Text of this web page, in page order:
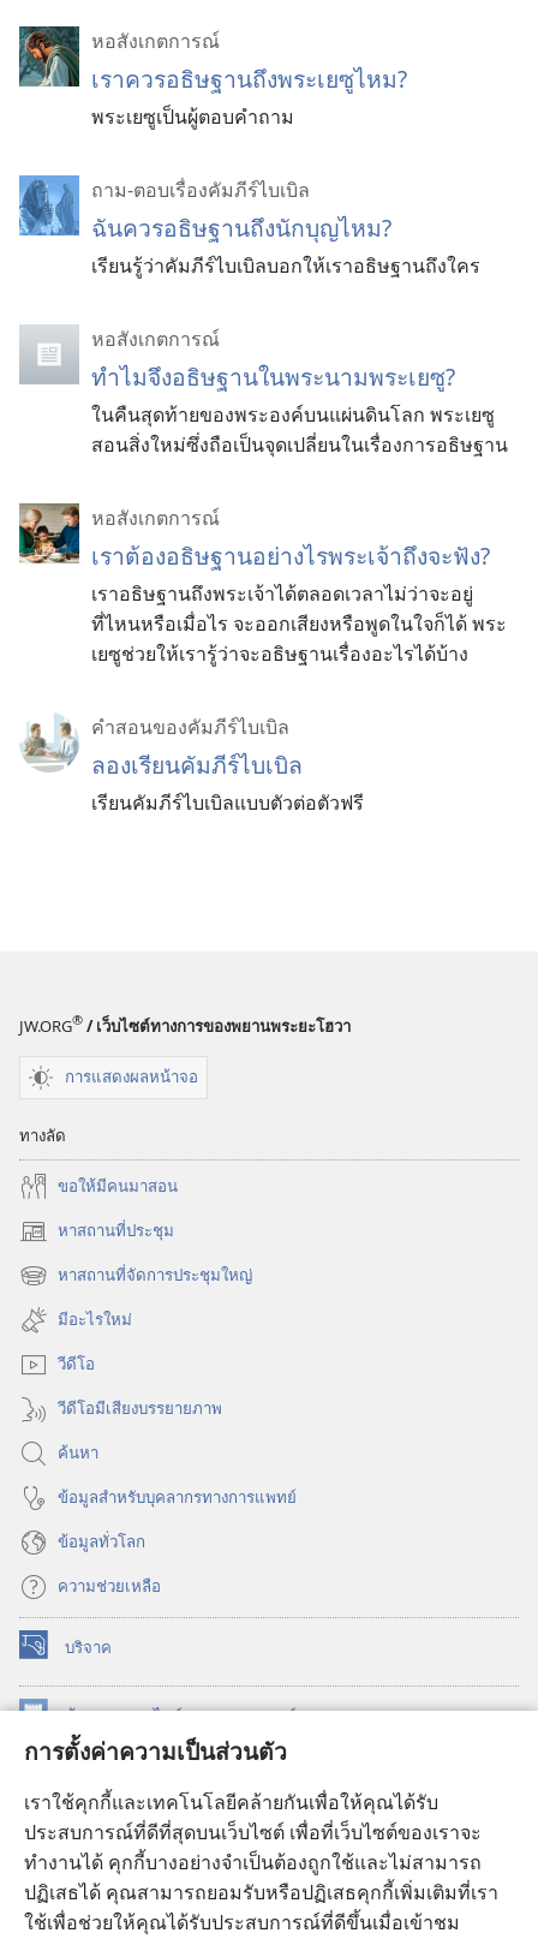
การตั้งค่าความเป็นส่วนตัว
เราใช้คุกกี้และเทคโนโลยีคล้ายกันเพื่อให้คุณได้รับ
ประสบการณ์ที่ดีที่สุดบนเว็บไซต์ เพื่อที่เว็บไซต์ของเราจะ
ทำงานได้ คุกกี้บางอย่างจำเป็นต้องถูกใช้และไม่สามารถ
ปฏิเสธได้ คุณสามารถยอมรับหรือปฏิเสธคุกกี้เพิ่มเติมที่เรา
ใช้เพื่อช่วยให้คุณได้รับประสบการณ์ที่ดีขึ้นเมื่อเข้าชม
หอสังเกตการณ์
เราควรอธิษฐานถึงพระเยซูไหม?
พระเยซูเป็นผู้ตอบคำถาม
ถาม-ตอบเรื่องคัมภีร์ไบเบิล
ฉันควรอธิษฐานถึงนักบุญไหม?
เรียนรู้ว่าคัมภีร์ไบเบิลบอกให้เราอธิษฐานถึงใคร
หอสังเกตการณ์
ทำไม​จึง​อธิษฐาน​ใน​พระ​นาม​พระ​เยซู?
ใน​คืน​สุด​ท้าย​ของ​พระองค์​บน​แผ่นดิน​โลก พระ​เยซู​
สอน​สิ่ง​ใหม่​ซึ่ง​ถือ​เป็น​จุด​เปลี่ยน​ใน​เรื่อง​การ​อธิษฐาน
หอสังเกตการณ์
เราต้องอธิษฐานอย่างไรพระเจ้าถึงจะฟัง?
เราอธิษฐานถึงพระเจ้าได้ตลอดเวลาไม่ว่าจะอยู่
ที่ไหนหรือเมื่อไร จะออกเสียงหรือพูดในใจก็ได้ พระ
เยซูช่วยให้เรารู้ว่าจะอธิษฐานเรื่องอะไรได้บ้าง
คำสอนของคัมภีร์ไบเบิล
ลองเรียนคัมภีร์ไบเบิล
เรียนคัมภีร์ไบเบิลแบบตัวต่อตัวฟรี
JW.ORG® / เว็บไซต์ทางการของพยานพระยะโฮวา
การแสดงผลหน้าจอ
ทางลัด
ขอ​ให้​มี​คน​มา​สอน
หาสถานที่ประชุม
(เปิด
หน้าต่างหาสถานที่จัดการประชุมใหญ่
(เปิด
หน้าต่าง
ใหม่)
มีอะไรใหม่
วีดีโอ
วีดีโอมีเสียงบรรยายภาพ
ค้นหา
ข้อมูล​สำหรับ​บุคลากร​ทาง​การ​แพทย์
ข้อมูล​ทั่ว​โลก
ความช่วยเหลือ
บริจาค
(เปิด
หน้าต่าง
ใหม่) ห้องสมุดออนไลน์ของวอชเทาเวอร์
หน้าต่าง
®
หน้าต่าง
ใหม่) JW Library®
ห้องสมุดว็อชเทาเวอร์